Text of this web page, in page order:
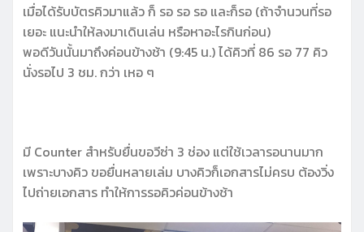
เมื่อได้รับบัตรคิวมาแล้ว ก็ รอ รอ รอ และก็รอ (ถ้าจำนวนที่รอ
เยอะ แนะนำให้ลงมาเดินเล่น หรือหาอะไรกินก่อน)
พอดีวันนั้นมาถึงค่อนข้างช้า (9:45 น.) ได้คิวที่ 86 รอ 77 คิว
นั่งรอไป 3 ชม. กว่า เหอ ๆ
มี Counter สำหรับยื่นขอวีซ่า 3 ช่อง แต่ใช้เวลารอนานมาก
เพราะบางคิว ขอยื่นหลายเล่ม บางคิวก็เอกสารไม่ครบ ต้องวิ่ง
ไปถ่ายเอกสาร ทำให้การรอคิวค่อนข้างช้า